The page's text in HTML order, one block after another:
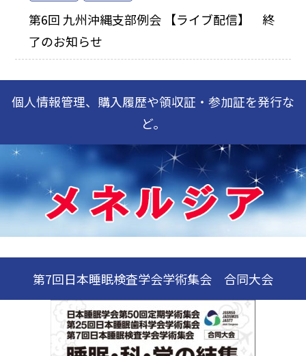
第6回 九州沖縄支部例会 【ライブ配信】 終
了のお知らせ
個人情報管理、購入履歴や領収証・参加証を発行な
ど。
第7回日本睡眠検査学会学術集会 合同大会